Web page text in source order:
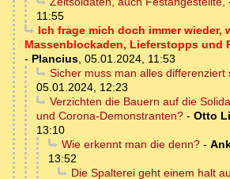
11:55
Ich frage mich doch immer wieder,
Massenblockaden, Lieferstopps und
- Plancius, 05.01.2024, 11:53
Sicher muss man alles differenziert
05.01.2024, 12:23
Verzichten die Bauern auf die
und Corona-Demonstranten? - Otto
13:10
Wie erkennt man die denn?-
13:52
Die Spalterei geht einem halt